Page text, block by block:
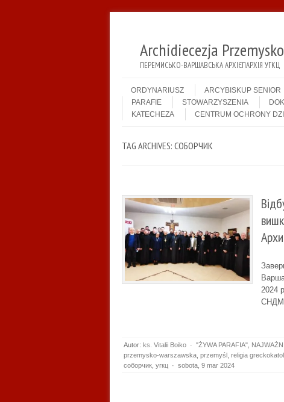
Archidiecezja
ПЕРЕМИСЬКО-ВАРШАВСЬКА АРХІЄПАРХІЯ УГКЦ
Menu
ORDYNARIUSZ
ARCYBISKUP SENIOR
PARAFIE
STOWARZYSZENIA
KATECHEZA
CENTRUM OCHRONY
TAG ARCHIVES: СОБОРЧИК
2024
СНДМ
Autor: ks. Vitalii Boiko · "ŻYWA PARAFIA"
przemysko-warszawska przemyśl religia
соборчик угкц · sobota, 9 mar 2024